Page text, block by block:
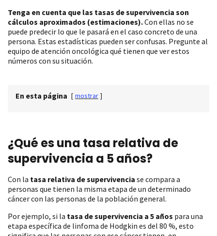
Tenga en cuenta que las tasas de supervivencia son
cálculos aproximados (estimaciones).Con ellas no se
puede predecir lo que le pasará en el caso concreto de una
persona. Estas estadísticas pueden ser confusas. Pregunte al
equipo de atención oncológica qué tienen que ver estos
números con su situación.
En esta página [ mostrar ]
¿Qué es una tasa relativa de
supervivencia a 5 años?
Con la tasa relativa de supervivencia se compara a
personas que tienen la misma etapa de un determinado
cáncer con las personas de la población general.
Por ejemplo, si la tasa de supervivencia a 5 años para una
etapa específica de linfoma de Hodgkin es del 80 %, esto